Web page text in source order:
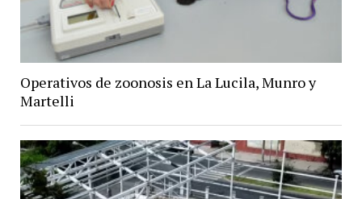
Operativos de zoonosis en La Lucila, Munro y
Martelli